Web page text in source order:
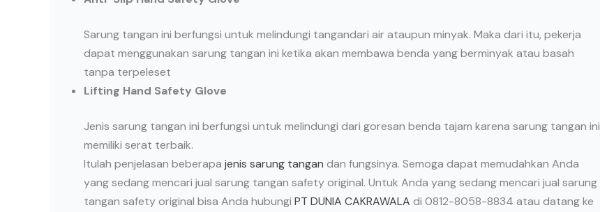
Sarung tangan ini berfungsi untuk melindungi tangandari air ataupun minyak. Maka dari itu, pekerja
dapat menggunakan sarung tangan ini ketika akan membawa benda yang berminyak atau basah
tanpa terpeleset
Lifting Hand Safety Glove
Jenis sarung tangan ini berfungsi untuk melindungi dari goresan benda tajam karena sarung tangan ini
memiliki serat terbaik.
Itulah penjelasan beberapa jenis sarung tangan dan fungsinya. Semoga dapat memudahkan Anda
yang sedang mencari jual sarung tangan safety original. Untuk Anda yang sedang mencari jual sarung
tangan safety original bisa Anda hubungi PT DUNIA CAKRAWALA di 0812-8058-8834 atau datang ke